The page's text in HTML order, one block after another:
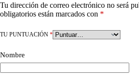
Tu dirección de correo electrónico no será
obligatorios están marcados con *
TU PUNTUACIÓN *
Nombre